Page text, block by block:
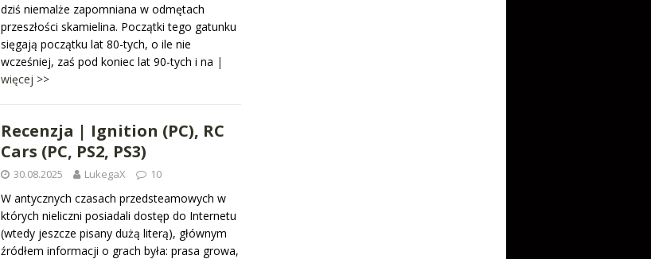
dziś niemalże zapomniana w odmętach
przeszłości skamielina. Początki tego gatunku
sięgają początku lat 80-tych, o ile nie
wcześniej, zaś pod koniec lat 90-tych i na |
więcej >>
Recenzja | Ignition (PC), RC
Cars (PC, PS2, PS3)
30.08.2025 LukegaX 10
W antycznych czasach przedsteamowych w
których nieliczni posiadali dostęp do Internetu
(wtedy jeszcze pisany dużą literą), głównym
źródłem informacji o grach była: prasa growa,